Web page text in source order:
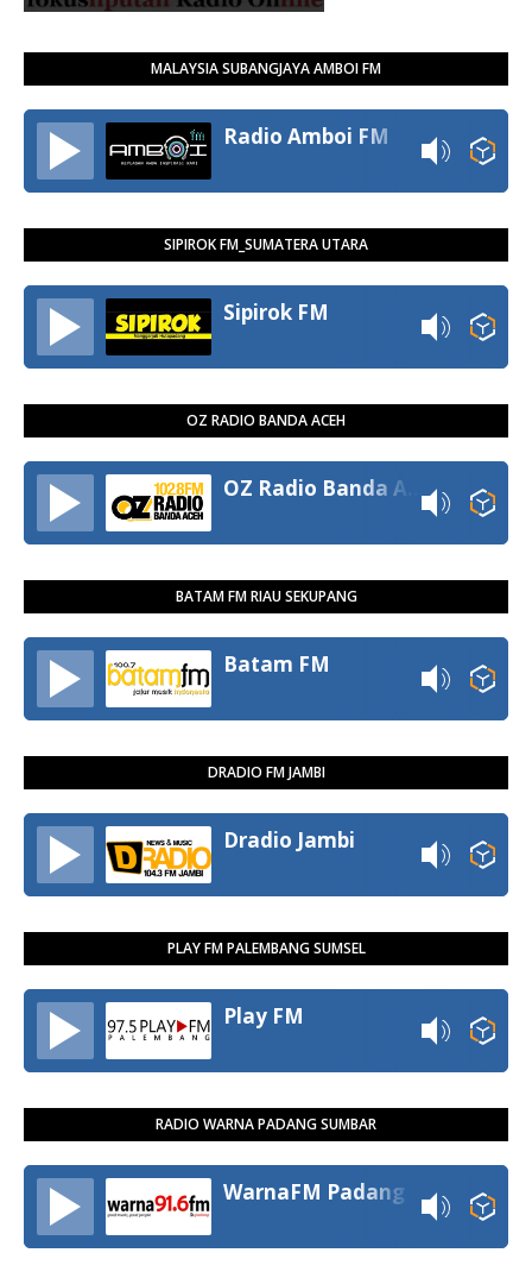
MALAYSIA SUBANGJAYA AMBOI FM
Radio Amboi FM
SIPIROK FM_SUMATERA UTARA
Sipirok FM
OZ RADIO BANDA ACEH
BATAM FM RIAU SEKUPANG
Batam FM
DRADIO FM JAMBI
Dradio Jambi
PLAY FM PALEMBANG SUMSEL
Play FM
RADIO WARNA PADANG SUMBAR
WarnaFM Padang